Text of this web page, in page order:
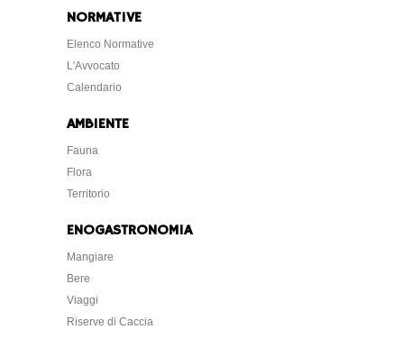
NORMATIVE
Elenco Normative
L'Avvocato
Calendario
AMBIENTE
Fauna
Flora
Territorio
ENOGASTRONOMIA
Mangiare
Bere
Viaggi
Riserve di Caccia